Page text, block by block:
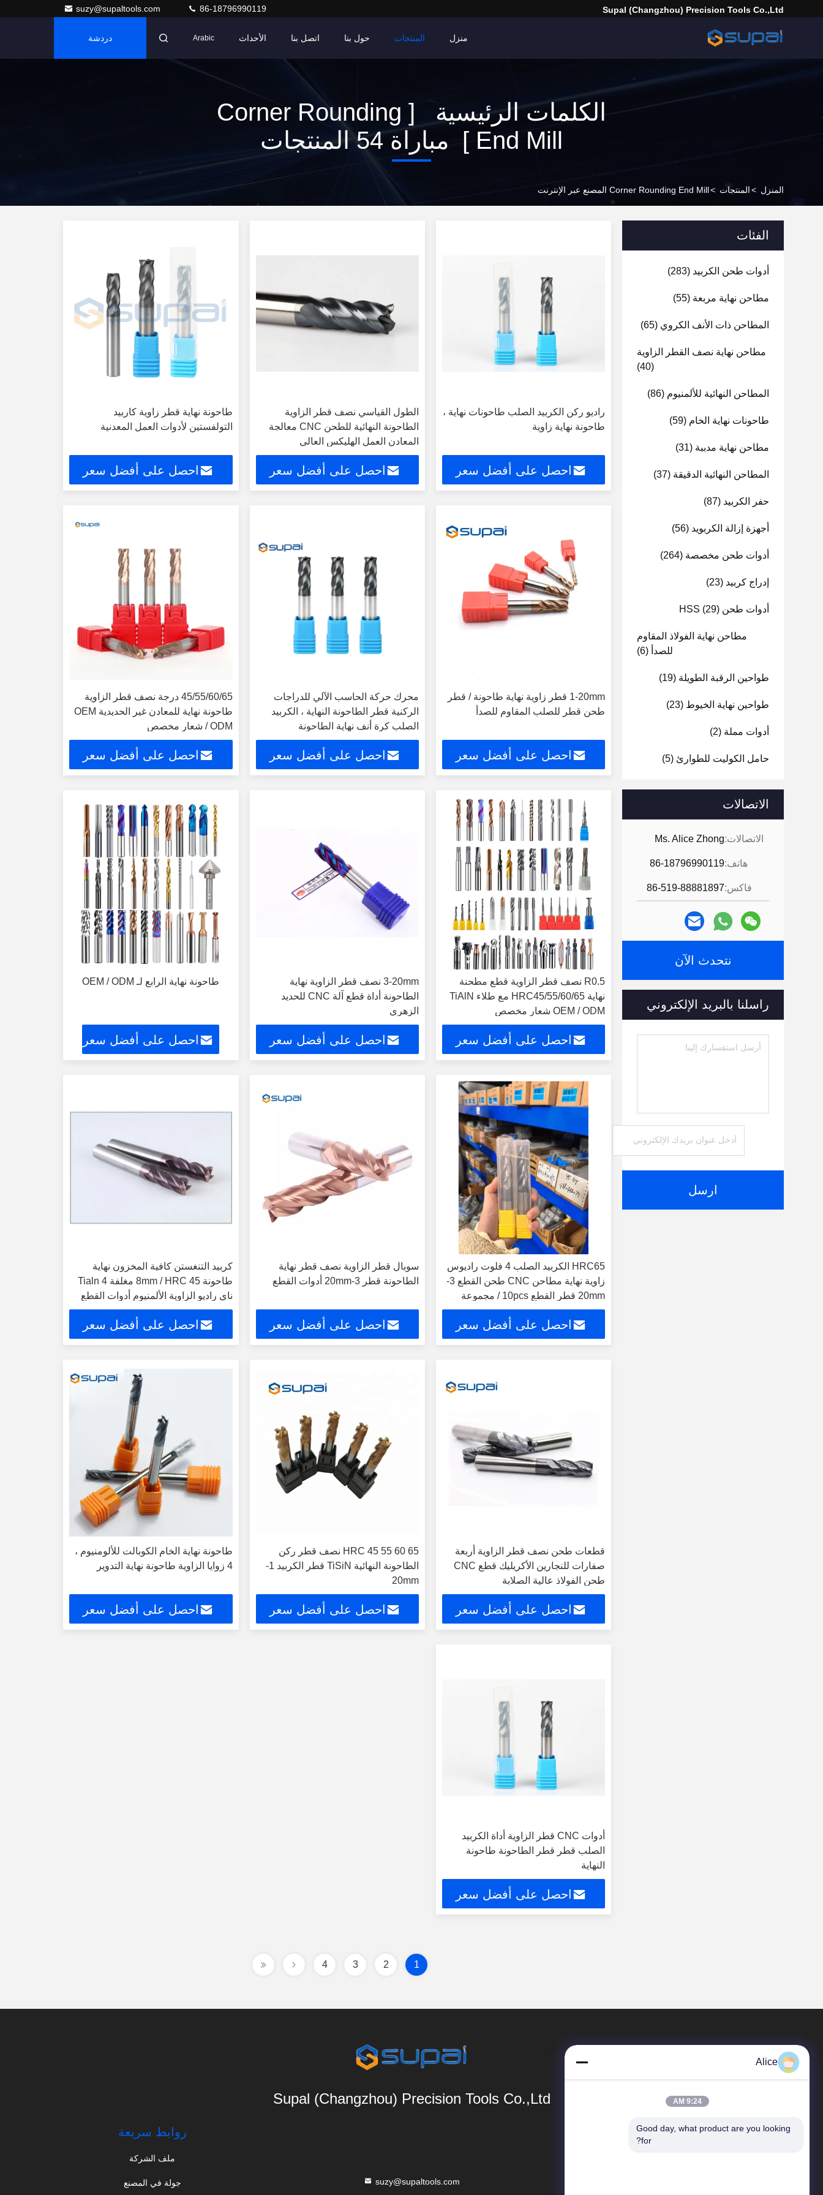
Supal (Changzhou) Precision Tools Co.,Ltd
suzy@supaltools.com 86-18796990119
منزل المنتجات حول بنا اتصل بنا الأحداث Arabic دردشة
الكلمات الرئيسية [ Corner Rounding
End Mill ] مباراة 54 المنتجات
المنزل >المنتجات >Corner Rounding End Mill المصنع عبر الإنترنت
الفئات
أدوات طحن الكربيد (283)
مطاحن نهاية مربعة (55)
المطاحن ذات الأنف الكروي (65)
مطاحن نهاية نصف القطر الزاوية
(40)
المطاحن النهائية للألمنيوم (86)
طاحونات نهاية الخام (59)
مطاحن نهاية مدببة (31)
المطاحن النهائية الدقيقة (37)
حفر الكربيد (87)
أجهزة إزالة الكربويد (56)
أدوات طحن مخصصة (264)
إدراج كربيد (23)
أدوات طحن HSS (29)
مطاحن نهاية الفولاذ المقاوم
للصدأ (6)
طواحين الرقبة الطويلة (19)
طواحين نهاية الخيوط (23)
أدوات مملة (2)
حامل الكوليت للطوارئ (5)
الاتصالات
الاتصالات:Ms. Alice Zhong
هاتف:86-18796990119
فاكس:86-519-88881897
نتحدث الآن
راسلنا بالبريد الإلكتروني
ارسل
راديو ركن الكربيد الصلب طاحونات نهاية ،
طاحونة نهاية زاوية
احصل على أفضل سعر
الطول القياسي نصف قطر الزاوية
الطاحونة النهائية للطحن CNC معالجة
المعادن العمل الهليكس العالي
احصل على أفضل سعر
طاحونة نهاية قطر زاوية كاربيد
التولفستين لأدوات العمل المعدنية
احصل على أفضل سعر
1-20mm قطر زاوية نهاية طاحونة / قطر
طحن قطر للصلب المقاوم للصدأ
احصل على أفضل سعر
محرك حركة الحاسب الآلي للدراجات
الركنية قطر الطاحونة النهاية ، الكربيد
الصلب كرة أنف نهاية الطاحونة
احصل على أفضل سعر
45/55/60/65 درجة نصف قطر الزاوية
طاحونة نهاية للمعادن غير الحديدية OEM
/ ODM شعار مخصص
احصل على أفضل سعر
R0.5 نصف قطر الزاوية قطع مطحنة
نهاية HRC45/55/60/65 مع طلاء TiAlN
OEM / ODM شعار مخصص
احصل على أفضل سعر
3-20mm نصف قطر الزاوية نهاية
الطاحونة أداة قطع آلة CNC للحديد
الزهري
احصل على أفضل سعر
طاحونة نهاية الرابع لـ OEM / ODM
احصل على أفضل سعر
HRC65 الكربيد الصلب 4 فلوت راديوس
زاوية نهاية مطاحن CNC طحن القطع 3-
20mm قطر القطع 10pcs / مجموعة
احصل على أفضل سعر
سوبال قطر الزاوية نصف قطر نهاية
الطاحونة قطر 3-20mm أدوات القطع
احصل على أفضل سعر
كربيد التنغستن كافية المخزون نهاية
طاحونة 8mm / HRC 45 مغلفة Tialn 4
ناي راديو الزاوية الألمنيوم أدوات القطع
احصل على أفضل سعر
قطعات طحن نصف قطر الزاوية أربعة
صفارات للنجارين الأكريليك قطع CNC
طحن الفولاذ عالية الصلابة
احصل على أفضل سعر
HRC 45 55 60 65 نصف قطر ركن
الطاحونة النهائية TiSiN قطر الكربيد 1-
20mm
احصل على أفضل سعر
طاحونة نهاية الخام الكوبالت للألومنيوم ،
4 زوايا الزاوية طاحونة نهاية التدوير
احصل على أفضل سعر
أدوات CNC قطر الزاوية أداة الكربيد
الصلب قطر قطر الطاحونة طاحونة
النهاية
احصل على أفضل سعر
1
2
3
4
Supal (Changzhou) Precision Tools Co.,Ltd
المنتجات
suzy@supaltools.com
روابط سريعة
ملف الشركة
جولة في المصنع
Alice
9:24 AM
Good day, what product are you looking
for?